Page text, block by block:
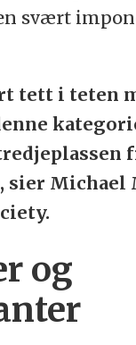
svært
tett i teten
sier Michael
og